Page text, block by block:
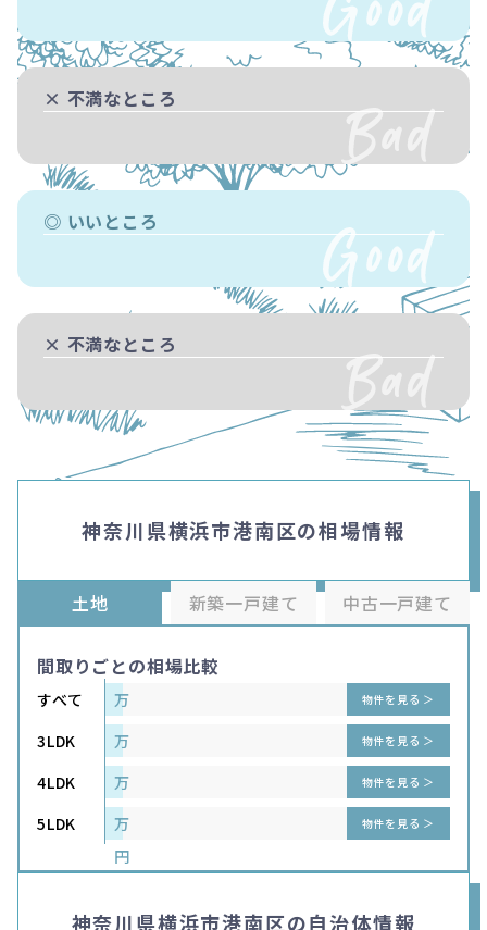
× 不満なところ
◎ いいところ
× 不満なところ
神奈川県横浜市港南区の相場情報
土地 新築一戸建て 中古一戸建て
間取りごとの相場比較
すべて
万
円
物件を見る ＞
3LDK
万
円
物件を見る ＞
4LDK
万
円
物件を見る ＞
5LDK
万
円
物件を見る ＞
神奈川県横浜市港南区の自治体情報